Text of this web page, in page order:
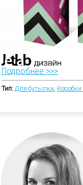
Подробнее >>>
Тип: Для бутылки,